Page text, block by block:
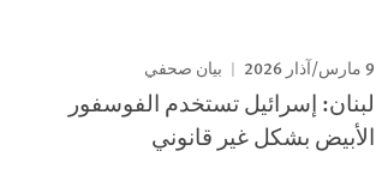
9 مارس/آذار 2026 بيان صحفي
لبنان: إسرائيل تستخدم الفوسفور
الأبيض بشكل غير قانوني